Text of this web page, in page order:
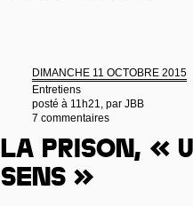
DIMANCHE 11 OCTOBRE 2015
Entretiens
posté à 11h21, par JBB
7 commentaires
La prison, «
sens »